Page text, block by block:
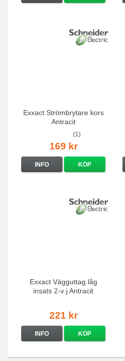
Exxact Strömbrytare kors
Antracit
(1)
169 kr
INFO KÖP
Exxact Vägguttag låg
insats 2-v j Antracit
221 kr
INFO KÖP